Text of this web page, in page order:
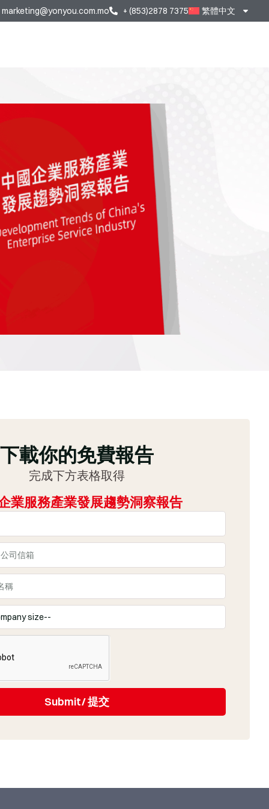
marketing@yonyou.com.mo + (853)2878 7375 繁體中文
下載你的免費報告
完成下方表格取得
業服務產業發展趨勢洞察報告
Submit/ 提交